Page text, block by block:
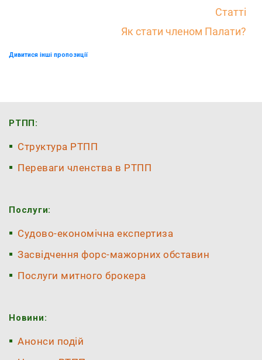
Статті
Як стати членом Палати?
Дивитися інші пропозиції
РТПП:
Структура РТПП
Переваги членства в РТПП
Послуги:
Судово-економічна експертиза
Засвідчення форс-мажорних обставин
Послуги митного брокера
Новини:
Анонси подій